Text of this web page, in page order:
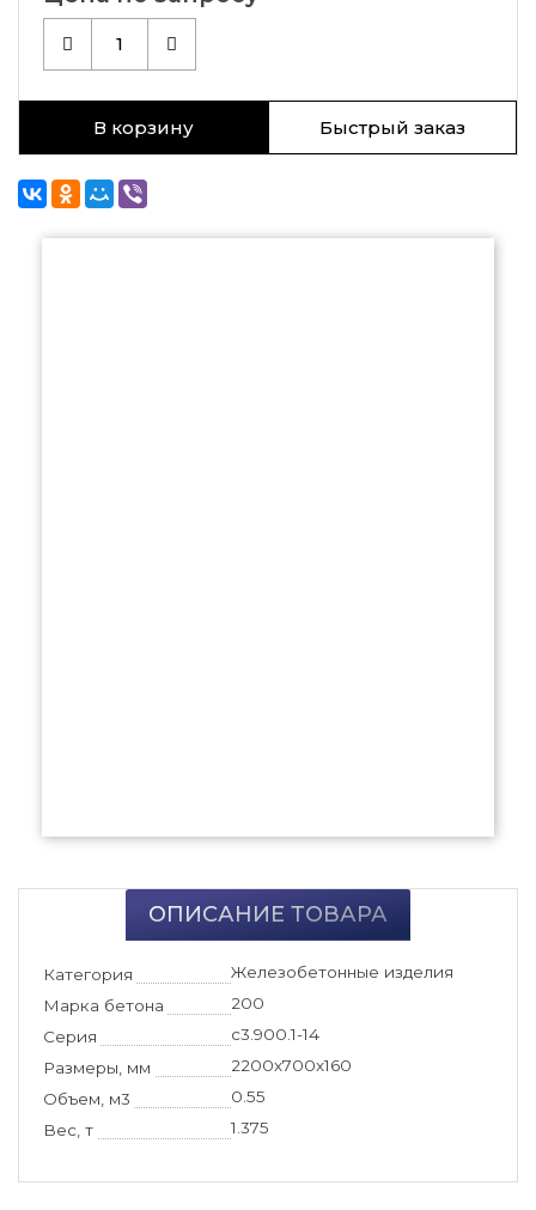
1
В корзину Быстрый заказ
ОПИСАНИЕ ТОВАРА
Категория
Железобетонные изделия
Марка бетона
200
Серия
с3.900.1-14
Размеры, мм
2200х700х160
Объем, м3
0.55
Вес, т
1.375